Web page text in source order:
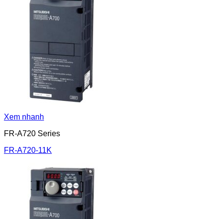
Xem nhanh
FR-A720 Series
FR-A720-11K